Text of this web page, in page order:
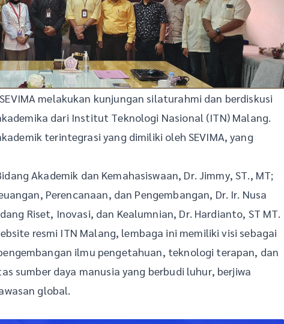
melakukan kunjungan silaturahmi dan berdiskusi
dari Institut Teknologi Nasional (ITN) Malang.
terintegrasi yang dimiliki oleh SEVIMA, yang
Akademik dan Kemahasiswaan, Dr. Jimmy, ST., MT;
Perencanaan, dan Pengembangan, Dr. Ir. Nusa
Riset, Inovasi, dan Kealumnian, Dr. Hardianto, ST MT.
resmi ITN Malang, lembaga ini memiliki visi sebagai
ilmu pengetahuan, teknologi terapan, dan
sumber daya manusia yang berbudi luhur, berjiwa
global.